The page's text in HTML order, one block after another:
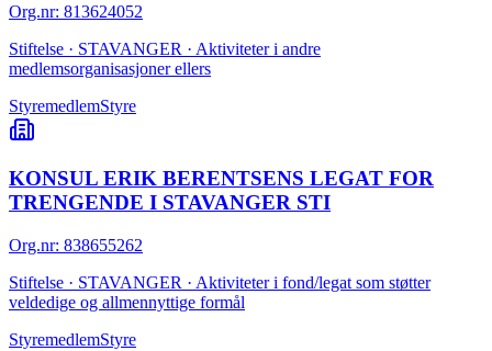
Org.nr: 813624052
Stiftelse · STAVANGER · Aktiviteter i andre
medlemsorganisasjoner ellers
StyremedlemStyre
KONSUL ERIK BERENTSENS LEGAT FOR
TRENGENDE I STAVANGER STI
Org.nr: 838655262
Stiftelse · STAVANGER · Aktiviteter i fond/legat som støtter
veldedige og allmennyttige formål
StyremedlemStyre